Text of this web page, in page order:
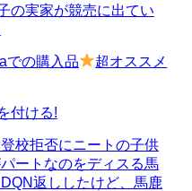
の実家が競売に出てい
での購入品
超オススメ
付ける!
校拒否にニートの子供
ートなのをディスる馬
返ししたけど、馬鹿